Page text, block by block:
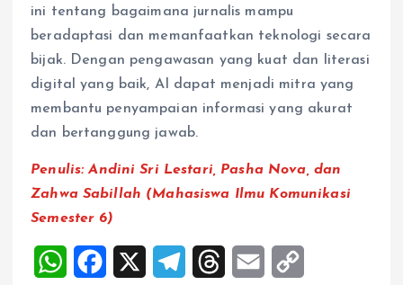
ini tentang bagaimana jurnalis mampu
beradaptasi dan memanfaatkan teknologi secara
bijak. Dengan pengawasan yang kuat dan literasi
digital yang baik, AI dapat menjadi mitra yang
membantu penyampaian informasi yang akurat
dan bertanggung jawab.
Penulis:Andini Sri Lestari, Pasha Nova, dan
Zahwa Sabillah (Mahasiswa Ilmu Komunikasi
Semester 6)
W